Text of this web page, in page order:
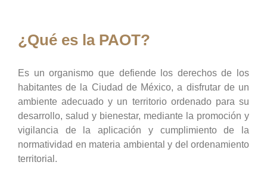
¿Qué es la PAOT?
Es un organismo que defiende los derechos de los
habitantes de la Ciudad de México, a disfrutar de un
ambiente adecuado y un territorio ordenado para su
desarrollo, salud y bienestar, mediante la promoción y
vigilancia de la aplicación y cumplimiento de la
normatividad en materia ambiental y del ordenamiento
territorial.